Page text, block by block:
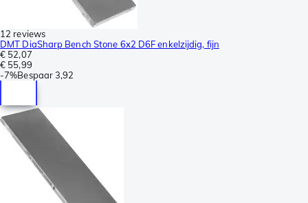
12 reviews
DMT DiaSharp Bench Stone 6x2 D6F enkelzijdig, fijn
€ 52,07
€ 55,99
-7%Bespaar3,92